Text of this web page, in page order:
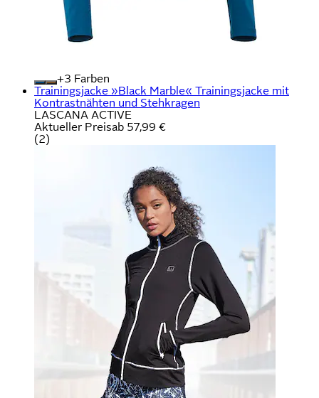
+
Farben
Trainingsjacke »Black Marble« Trainingsjacke mit
Kontrastnähten und Stehkragen
LASCANA ACTIVE
Aktueller Preisab 57,99 €
(2)